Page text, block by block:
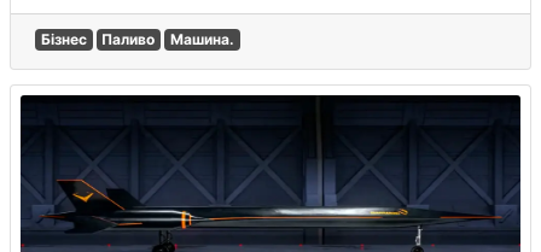
Бізнес Паливо Машина.